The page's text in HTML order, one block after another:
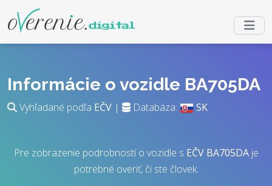
Informácie o vozidle BA705DA
Vyhľadané podľa EČV | Databáza: SK
Pre zobrazenie podrobností o vozidle s EČV BA705DAje
potrebné overiť, či ste človek.